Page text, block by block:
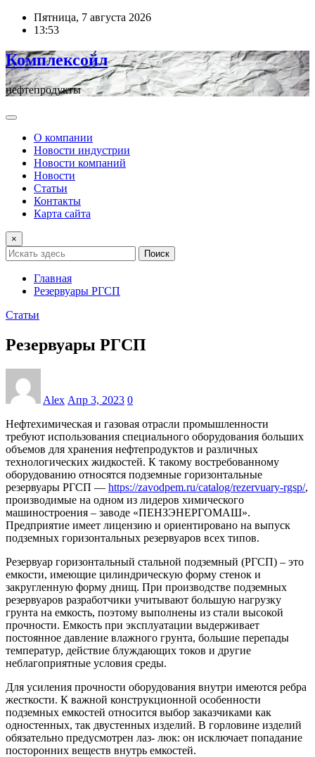
ПерейтиПятница, 7 августа 2026
13:53
Комплексойл
нефтепродукты
О компании
Новости индустрии
Новости компаний
Новости
Статьи
Контакты
Карта сайта
×
Поиск
Главная
Резервуары РГСП
Статьи
Резервуары РГСП
Alex Апр 3, 2023 0
Нефтехимическая и газовая отрасли промышленности
требуют использования специального оборудования больших
объемов для хранения нефтепродуктов и различных
технологических жидкостей. К такому востребованному
оборудованию относятся подземные горизонтальные
резервуары РГСП — https://zavodpem.ru/catalog/rezervuary-rgsp/,
производимые на одном из лидеров химического
машиностроения – заводе «ПЕНЗЭНЕРГОМАШ».
Предприятие имеет лицензию и ориентировано на выпуск
подземных горизонтальных резервуаров всех типов.
Резервуар горизонтальный стальной подземный (РГСП) – это
емкости, имеющие цилиндрическую форму стенок и
закругленную форму днищ. При производстве подземных
резервуаров разработчики учитывают большую нагрузку
грунта на емкость, поэтому выполнены из стали высокой
прочности. Емкость при эксплуатации выдерживает
постоянное давление влажного грунта, большие перепады
температур, действие блуждающих токов и другие
неблагоприятные условия среды.
Для усиления прочности оборудования внутри имеются ребра
жесткости. К важной конструкционной особенности
подземных емкостей относится выбор заказчиками как
одностенных, так двустенных изделий. В горловине изделий
обязательно предусмотрен лаз- люк: он исключает попадание
посторонних веществ внутрь емкостей.